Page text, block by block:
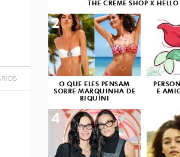
THE CRÈME SHOP X
O QUE ELES PENSAM
SOBRE MARQUINHA DE
BIQUÍNI
2
E
3
4